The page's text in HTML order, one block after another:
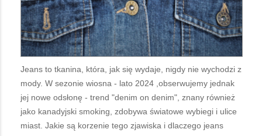
Jeans to tkanina, która, jak się wydaje, nigdy nie wychodzi z
mody. W sezonie wiosna - lato 2024 ,obserwujemy jednak
jej nowe odsłonę - trend "denim on denim", znany również
jako kanadyjski smoking, zdobywa światowe wybiegi i ulice
miast. Jakie są korzenie tego zjawiska i dlaczego jeans